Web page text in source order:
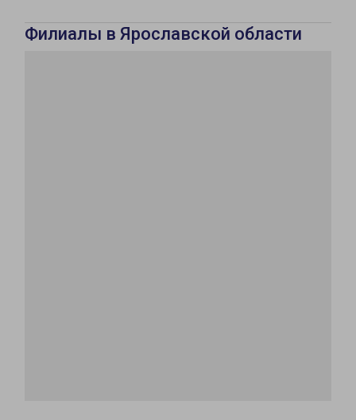
Филиалы в Ярославской области